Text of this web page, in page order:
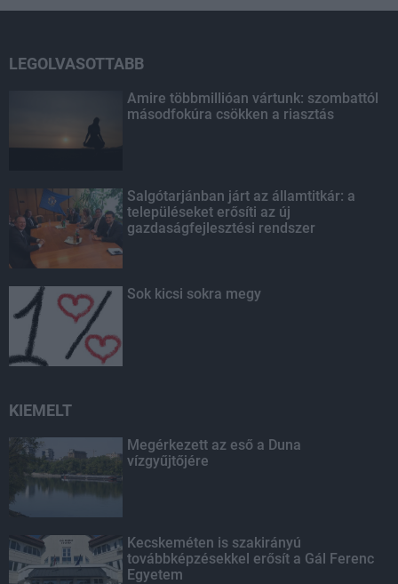
LEGOLVASOTTABB
Amire többmillióan vártunk: szombattól
másodfokúra csökken a riasztás
Salgótarjánban járt az államtitkár: a
településeket erősíti az új
gazdaságfejlesztési rendszer
Sok kicsi sokra megy
KIEMELT
Megérkezett az eső a Duna
vízgyűjtőjére
Kecskeméten is szakirányú
továbbképzésekkel erősít a Gál Ferenc
Egyetem